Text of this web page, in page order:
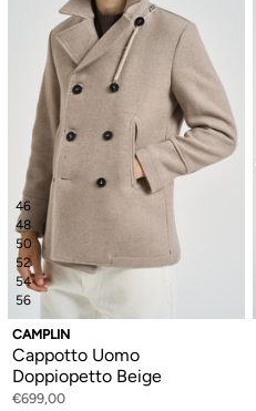
46
48
50
52
54
56
CAMPLIN
Cappotto Uomo
Doppiopetto Beige
€699,00